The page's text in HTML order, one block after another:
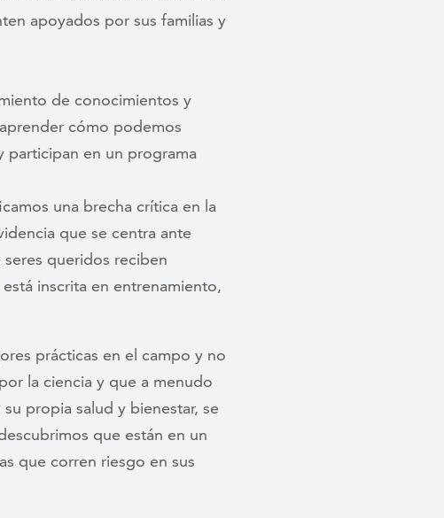
apoyados por sus familias y
de conocimientos y
cómo podemos
participan en un programa
una brecha crítica en la
que se centra ante
queridos reciben
inscrita en entrenamiento,
prácticas en el campo y no
la ciencia y que a menudo
propia salud y bienestar, se
que están en un
que corren riesgo en sus